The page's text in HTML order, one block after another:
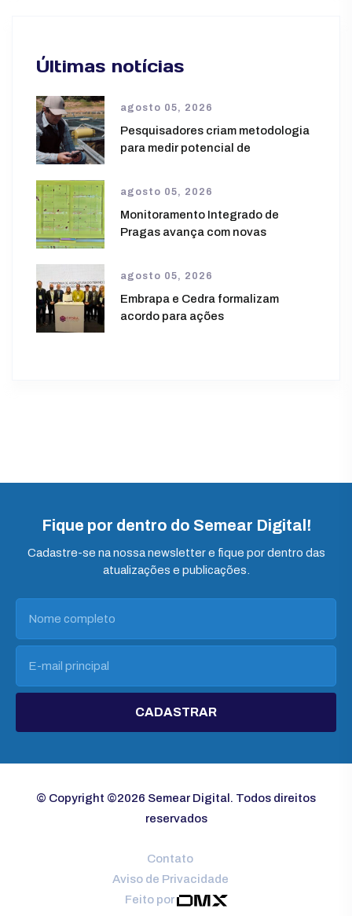
Últimas notícias
agosto 05, 2026
Pesquisadores criam metodologia
para medir potencial de
agosto 05, 2026
Monitoramento Integrado de
Pragas avança com novas
agosto 05, 2026
Embrapa e Cedra formalizam
acordo para ações
Fique por dentro do Semear Digital!
Cadastre-se na nossa newsletter e fique por dentro das
atualizações e publicações.
CADASTRAR
© Copyright ©2026 Semear Digital. Todos direitos
reservados
Contato
Aviso de Privacidade
Feito por